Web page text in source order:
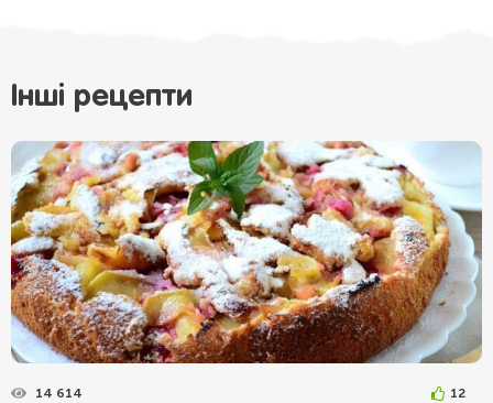
Інші рецепти
14 614 12